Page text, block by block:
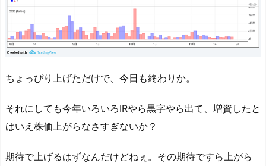
ちょっぴり上げただけで、今日も終わりか。
それにしても今年いろいろIRやら黒字やら出て、増資したと
はいえ株価上がらなさすぎないか？
期待で上げるはずなんだけどねぇ。その期待ですら上がら